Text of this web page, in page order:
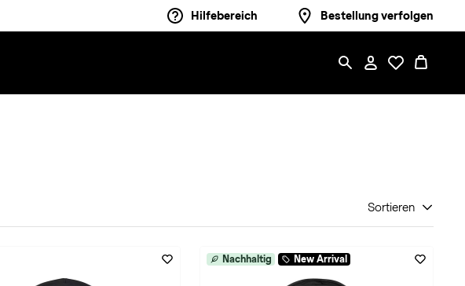
Hilfebereich Bestellung verfolgen
Sortieren
Nachhaltig New Arrival